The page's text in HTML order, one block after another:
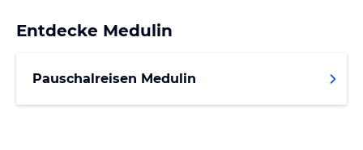
Entdecke Medulin
Pauschalreisen Medulin